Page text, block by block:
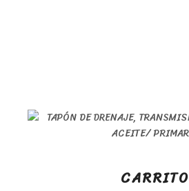
CARRITO